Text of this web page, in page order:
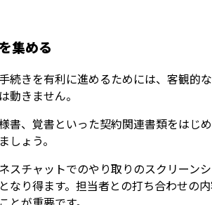
集める
続きを有利に進めるためには、客観的
動きません。
書、覚書といった契約関連書類をはじ
しょう。
スチャットでのやり取りのスクリーン
なり得ます。担当者との打ち合わせの